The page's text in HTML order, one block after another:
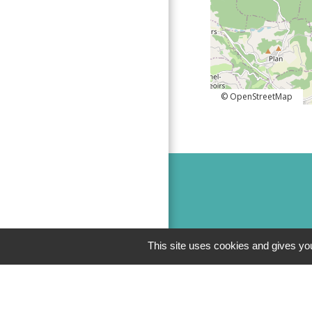
© OpenStreetMap
This site uses cookies and gives